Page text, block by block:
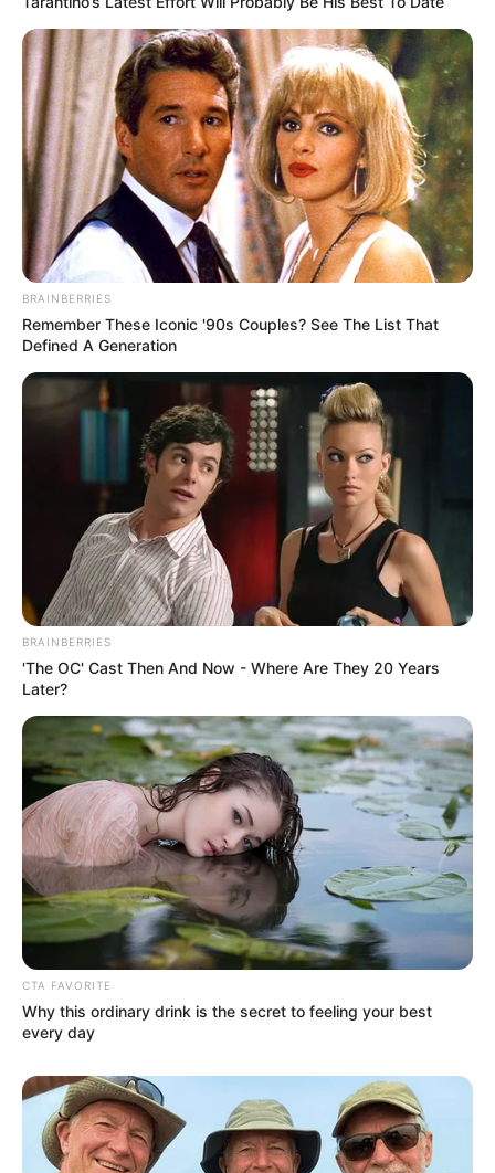
Museum Burg Creuzburg
Sympathische Burg an der Werra unweit
von Eise­nach und dieälteste Brückein
Thü­rin­gen mit der Kapelle "St. Liborius".
Freilichtmuseum Opfermoor Niederdorla
Freilichtmuseum mit rekonstruierten Kult-
und Wohnstätten aus der Zeit der Kelten
Eine Wanderung im
Nationalpark Hainich
zwischen, über und unterhalb der Wipfel
riesiger Bäume, in einer Höhe von mehr
als 20 Metern. Außerdem gibt es auf dem über einen
halben Kilometer langen Weg viele Informationen über
den "Urwald in der Mitte Deutschlands", die im Baumturm
und in einer Dauerausstellung des Nationalparkzentrums
ergänzt werden.
Ein sehr gut erhaltenes Barock- und
Landschaftspark vor den Toren Erfurts, das
den Beinahmen Beinamen "Thüringer Versailles" trägt
und in dem einst der preußische Diplomat Reichsgraf von
Gotter ausschweifende Feste abhielt.
Puppenmuseum Arnstadt
Das Schlossmuseum in Arnstadt bietet mit
seiner einmaligen Puppensammlung "Mon
plaisir" Einblicke in verschiedene
Lebenswelten des Barock.
Kunstwanderweg in Kleinbreitenbach
reizvollen Talkessel von Kleinbreitenbach,
der zudem regelmäßig bei einem
internationalen Kunstsymposium erweitert wird und an
Attraktivität gewinnt.
BRAINBERRIES
Remember These Iconic '90s Couples? See The List That
Defined A Generation
BRAINBERRIES
'The OC' Cast Then And Now - Where Are They 20 Years
Later?
CTA FAVORITE
Why this ordinary drink is the secret to feeling your best
every day